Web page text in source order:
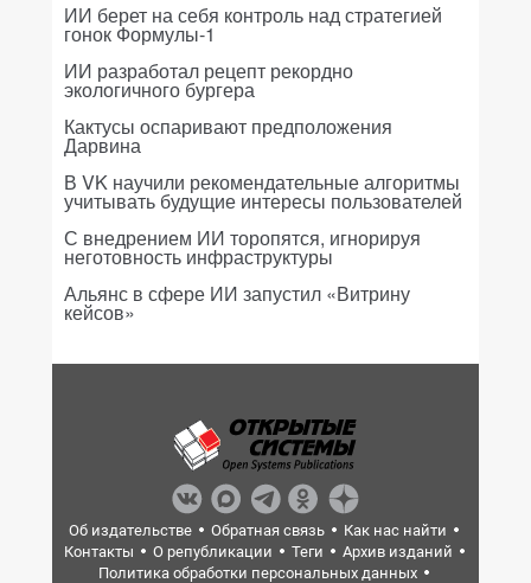
ИИ берет на себя контроль над стратегией
гонок Формулы-1
ИИ разработал рецепт рекордно
экологичного бургера
Кактусы оспаривают предположения
Дарвина
В VK научили рекомендательные алгоритмы
учитывать будущие интересы пользователей
С внедрением ИИ торопятся, игнорируя
неготовность инфраструктуры
Альянс в сфере ИИ запустил «Витрину
кейсов»
Об издательстве Обратная связь
Как нас найти
Контакты
О републикации Теги
Архив изданий
Политика обработки персональных данных